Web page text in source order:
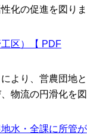
化の促進を図りま
区）【 PDF
より、営農団地と
物流の円滑化を図
水・全課に所管が